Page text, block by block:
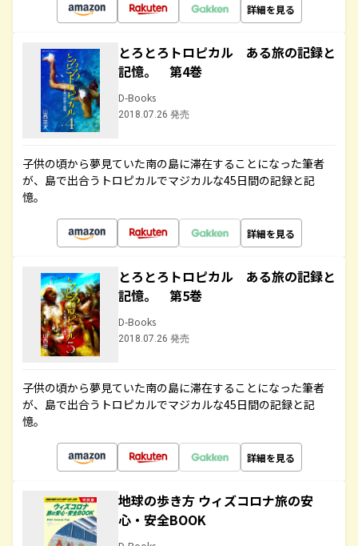
詳細を見る
とろとろトロピカル ある旅の記録と
記憶。 第4巻
D-Books
2018.07.26 発売
子供の頃から夢見ていた南の島に滞在することになった筆者
が、島で出合うトロピカルでマジカルな45日間の記録と記
憶。
詳細を見る
とろとろトロピカル ある旅の記録と
記憶。 第5巻
D-Books
2018.07.26 発売
子供の頃から夢見ていた南の島に滞在することになった筆者
が、島で出合うトロピカルでマジカルな45日間の記録と記
憶。
詳細を見る
地球の歩き方 ウィズコロナ旅の安
心・安全BOOK